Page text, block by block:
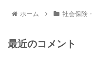
ホーム 社会保険
最近のコメント